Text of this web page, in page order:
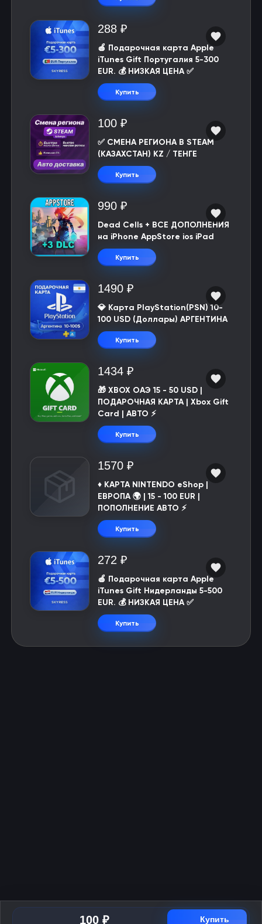
100 ₽ Купить
288 ₽
🍎 Подарочная карта Apple
iTunes Gift Португалия 5-300
EUR. 💰 НИЗКАЯ ЦЕНА ✅
Купить
100 ₽
✅ СМЕНА РЕГИОНА В STEAM
(КАЗАХСТАН) KZ / ТЕНГЕ
Купить
990 ₽
Dead Cells + ВСЕ ДОПОЛНЕНИЯ
на iPhone AppStore ios iPad
Купить
1490 ₽
💎 Карта PlayStation(PSN) 10-
100 USD (Доллары) АРГЕНТИНА
Купить
1434 ₽
🎁 XBOX ОАЭ 15 - 50 USD |
ПОДАРОЧНАЯ КАРТА | Xbox Gift
Card | АВТО ⚡
Купить
1570 ₽
♦️ КАРТА NINTENDO eShop |
ЕВРОПА 🌍 | 15 - 100 EUR |
ПОПОЛНЕНИЕ АВТО ⚡
Купить
272 ₽
🍎 Подарочная карта Apple
iTunes Gift Нидерланды 5-500
EUR. 💰 НИЗКАЯ ЦЕНА ✅
Купить